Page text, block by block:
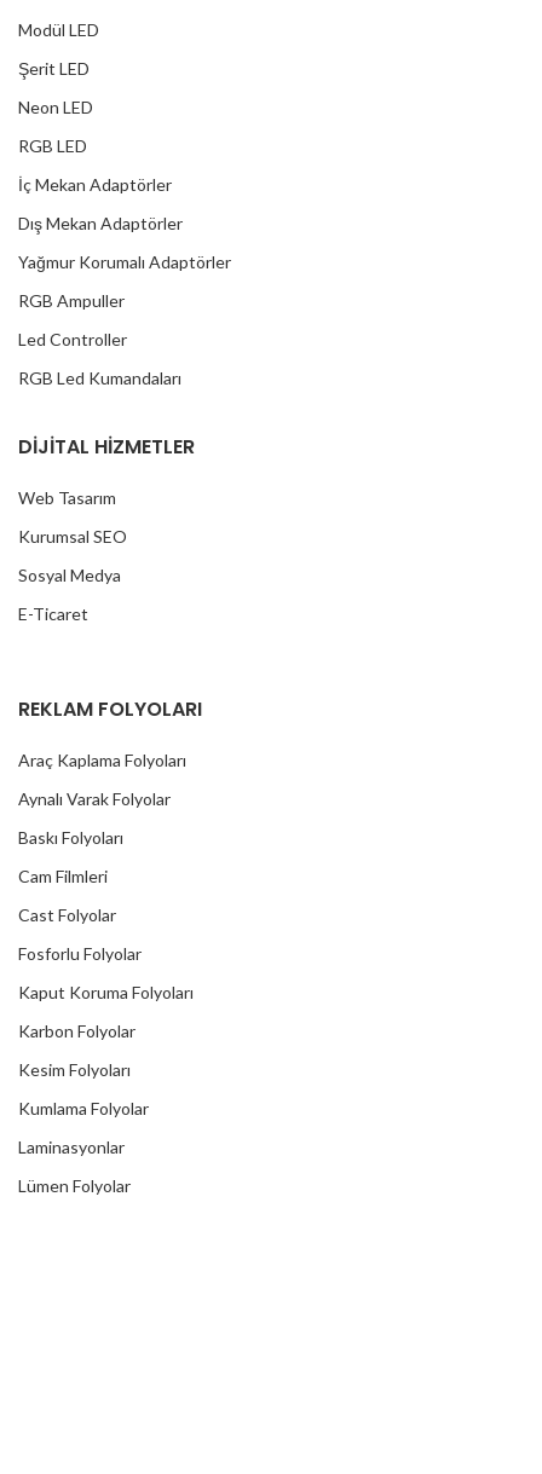
Modül LED
Şerit LED
Neon LED
RGB LED
İç Mekan Adaptörler
Dış Mekan Adaptörler
Yağmur Korumalı Adaptörler
RGB Ampuller
Led Controller
RGB Led Kumandaları
DİJİTAL HİZMETLER
Web Tasarım
Kurumsal SEO
Sosyal Medya
E-Ticaret
REKLAM FOLYOLARI
Araç Kaplama Folyoları
Aynalı Varak Folyolar
Baskı Folyoları
Cam Filmleri
Cast Folyolar
Fosforlu Folyolar
Kaput Koruma Folyoları
Karbon Folyolar
Kesim Folyoları
Kumlama Folyolar
Laminasyonlar
Lümen Folyolar